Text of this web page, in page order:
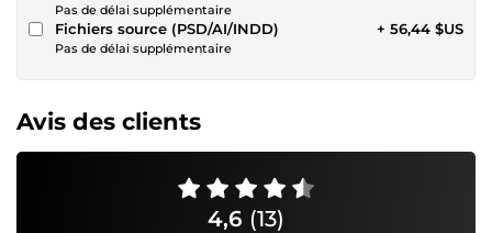
Pas de délai supplémentaire
Fichiers source (PSD/AI/INDD)
Pas de délai supplémentaire
+ 56,44 $US
Avis des clients
4,6 (13)